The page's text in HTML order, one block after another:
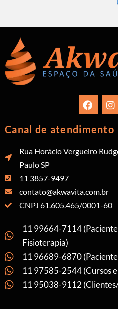
Canal de atendimento
Rua Horácio Vergueiro
Paulo SP
11 3857-9497
contato@akwavita.com.br
CNPJ 61.605.465/0001-60
11 99664-7114
Fisioterapia)
11 96689-6870
11 97585-2544 (Cursos e
11 95038-9112